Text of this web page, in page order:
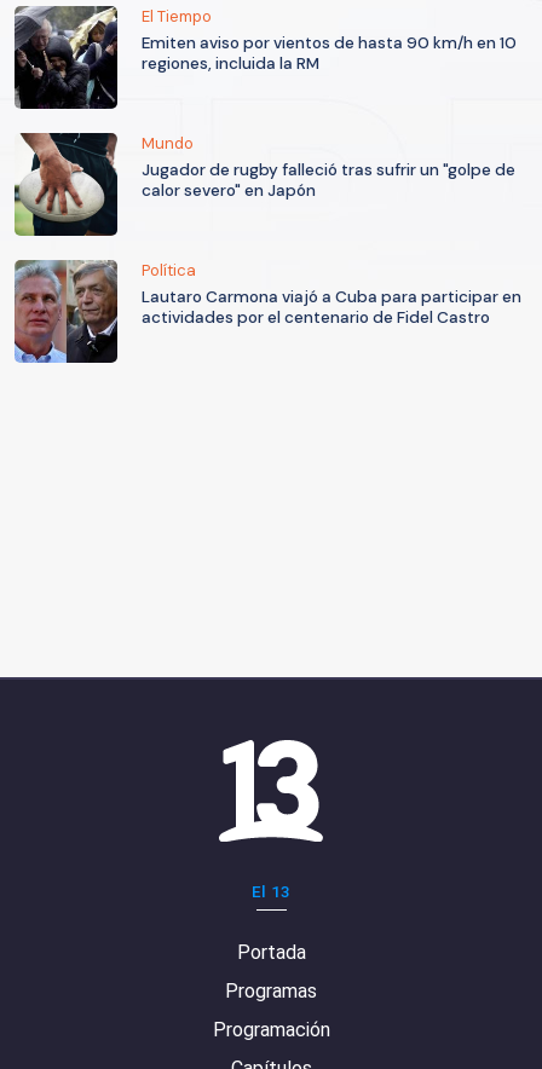
El Tiempo
Emiten aviso por vientos de hasta 90 km/h en 10
regiones, incluida la RM
Mundo
Jugador de rugby falleció tras sufrir un "golpe de
calor severo" en Japón
Política
Lautaro Carmona viajó a Cuba para participar en
actividades por el centenario de Fidel Castro
El 13
Portada
Programas
Programación